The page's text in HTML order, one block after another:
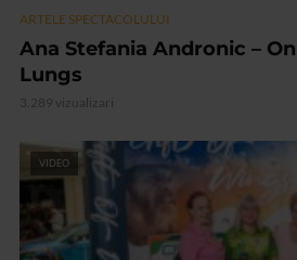
ARTELE SPECTACOLULUI
Ana Stefania Andronic –
Lungs
3.289 vizualizari
VIDEO